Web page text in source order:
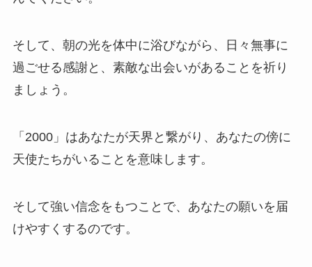
そして、朝の光を体中に浴びながら、日々無事に
過ごせる感謝と、素敵な出会いがあることを祈り
ましょう。
「2000」はあなたが天界と繋がり、あなたの傍に
天使たちがいることを意味します。
そして強い信念をもつことで、あなたの願いを届
けやすくするのです。